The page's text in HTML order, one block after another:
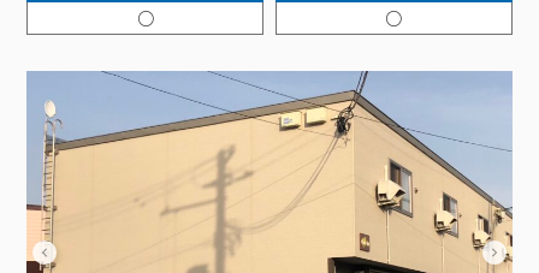
インターネットギガシェアプラン
auまとめトーク
オプションサービス
ポテトでんき
ケーブルプラスでんき
ポテトライフメール
⽣活あんしんサービス
みるプラス
お申し込み
○ ○